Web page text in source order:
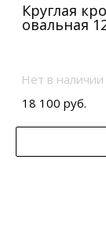
Круглая
овальная
Нет в наличии
18 100 руб.